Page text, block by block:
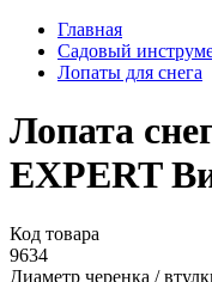
Главная
Садовый
Лопаты для снега
Лопата
EXPERT
Код товара
9634
Диаметр черенка /